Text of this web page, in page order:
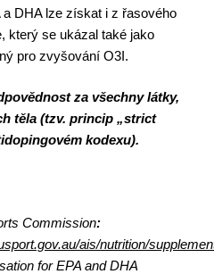
a DHA lze získat i z řasového
který se ukázal také jako
pro zvyšování O3I.
za všechny látky,
těla (tzv. princip „strict
kodexu).
Commission:
ais/nutrition/
for EPA and DHA